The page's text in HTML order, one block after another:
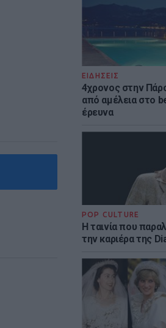
ΕΙΔΗΣΕΙΣ
4χρονος στην
από αμέλεια στο
έρευνα
POP CULTURE
Η ταινία που
την καριέρα της